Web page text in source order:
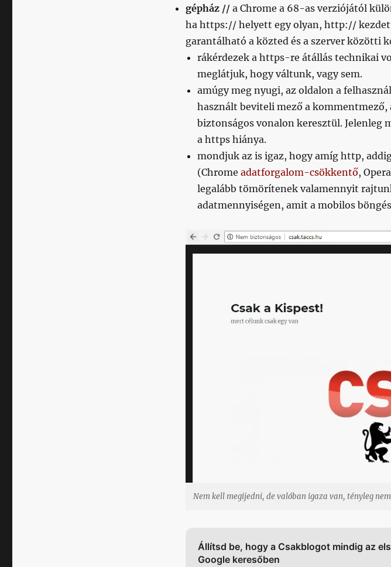
gépház // a Chrome a 68-as verziójától
ha https:// helyett egy olyan, http://
garantálható a közted és a szerver közötti
rákérdezek a https-re átállás technikai
meglátjuk, hogy váltunk, vagy sem.
amúgy meg nyugi, az oldalon a
használt beviteli mező a kommentmező,
biztonságos vonalon keresztül. Jelenleg
a https hiánya.
mondjuk az is igaz, hogy amíg http,
(Chrome adatforgalom-csökkentő,
legalább tömörítenek valamennyit
adatmennyiségen, amit a mobilos
Nem kell megijedni, de valóban igaza van, tényleg
Állítsd be, hogy a Csakblogot mindig az
Google keresőben